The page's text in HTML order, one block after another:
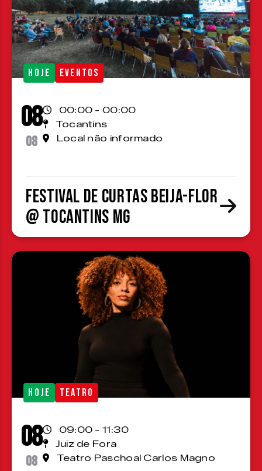
HOJE EVENTOS
08
08
00:00 - 00:00
Tocantins
Local não informado
Festival de Curtas Beija-Flor
@ Tocantins MG
HOJE TEATRO
08
08
09:00 - 11:30
Juiz de Fora
Teatro Paschoal Carlos Magno